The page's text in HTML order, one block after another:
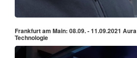
Frankfurt am Main: 08.09. - 11.09.2021 Aura
Technologie